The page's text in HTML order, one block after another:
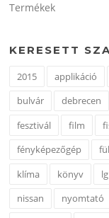
Termékek
KERESETT
2015 applikáció
bulvár
debrecen
fesztivál
film
fényképezőgép
klíma
könyv lg
nissan
nyomtató